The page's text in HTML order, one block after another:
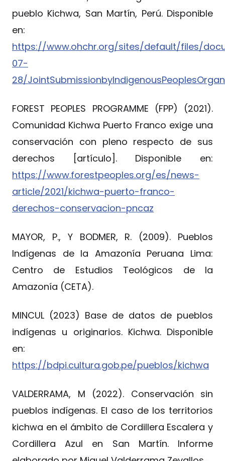
pueblo Kichwa, San Martín, Perú. Disponible
en:
https://www.ohchr.org/sites/default/files/
07-
28/
FOREST PEOPLES PROGRAMME (FPP) (2021).
Comunidad Kichwa Puerto Franco exige una
conservación con pleno respecto de sus
derechos [artículo]. Disponible en:
https://www.forestpeoples.org/es/news-
article/2021/kichwa-puerto-franco-
derechos-conservacion-pncaz
MAYOR, P., Y BODMER, R. (2009). Pueblos
Indígenas de la Amazonía Peruana Lima:
Centro de Estudios Teológicos de la
Amazonía (CETA).
MINCUL (2023) Base de datos de pueblos
indígenas u originarios. Kichwa. Disponible
en:
https://bdpi.cultura.gob.pe/pueblos/kichwa
VALDERRAMA, M (2022). Conservación sin
pueblos indígenas. El caso de los territorios
kichwa en el ámbito de Cordillera Escalera y
Cordillera Azul en San Martín. Informe